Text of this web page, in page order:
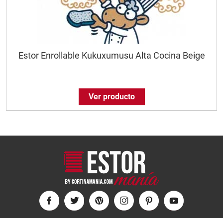
Estor Enrollable Kukuxumusu Alta Cocina Beige
Ver producto